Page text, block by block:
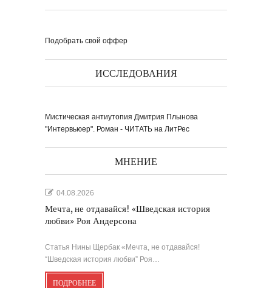
Подобрать свой оффер
ИССЛЕДОВАНИЯ
Мистическая антиутопия Дмитрия Плынова
"Интервьюер". Роман - ЧИТАТЬ на ЛитРес
МНЕНИЕ
04.08.2026
Мечта, не отдавайся! «Шведская история
любви» Роя Андерсона
Статья Нины Щербак «Мечта, не отдавайся!
“Шведская история любви” Роя…
ПОДРОБНЕЕ